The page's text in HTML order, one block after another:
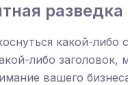
разведка
какой-либо
либо заголовок,
вашего